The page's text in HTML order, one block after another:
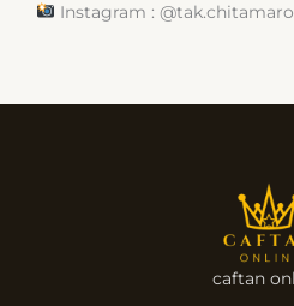
Instagram :
caftan